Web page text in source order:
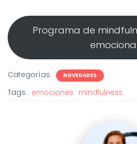
Programa de
Categorías: NOVEDADES
Tags: emociones mindfulness